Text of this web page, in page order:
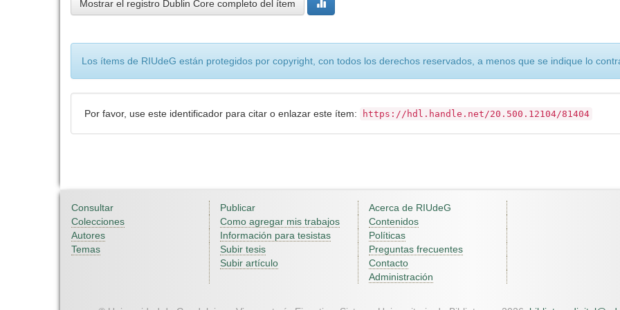
Mostrar el registro Dublin Core completo del ítem
Los ítems de RIUdeG están protegidos por copyright, con todos los derechos reservados, a menos que se indique lo
Por favor, use este identificador para citar o enlazar este ítem: https://hdl.handle.net/20.500.12104/81404
Consultar
Colecciones
Autores
Temas
Publicar
Como agregar mis trabajos
Información para tesistas
Subir tesis
Subir artículo
Acerca de RIUdeG
Contenidos
Políticas
Preguntas frecuentes
Contacto
Administración